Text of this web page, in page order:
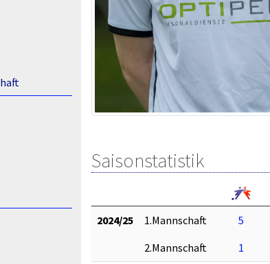
Saisonstatistik
2024/25 1.Mannschaft 5
2.Mannschaft
1